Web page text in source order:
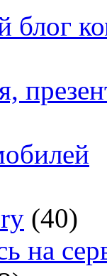
блог
(40)
на